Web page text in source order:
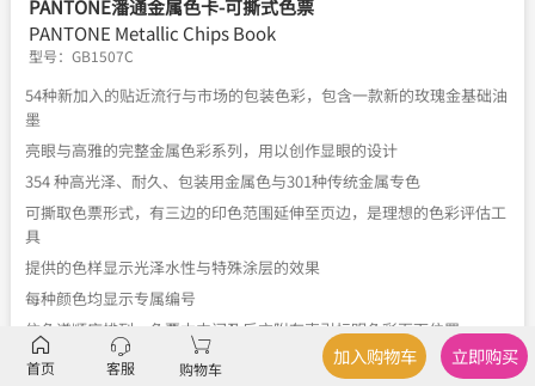
PANTONE潘通金属色卡-可撕式色票
PANTONE Metallic Chips Book
型号： GB1507C
54种新加入的贴近流行与市场的包装色彩，包含一款新的玫瑰金基础油
墨
亮眼与高雅的完整金属色彩系列，用以创作显眼的设计
354 种高光泽、耐久、包装用金属色与301种传统金属专色
可撕取色票形式，有三边的印色范围延伸至页边，是理想的色彩评估工
具
提供的色样显示光泽水性与特殊涂层的效果
每种颜色均显示专属编号
依色谱顺序排列，色票本中间及后方附有索引标明色彩页面位置
首页 客服 购物车
加入购物车 立即购买